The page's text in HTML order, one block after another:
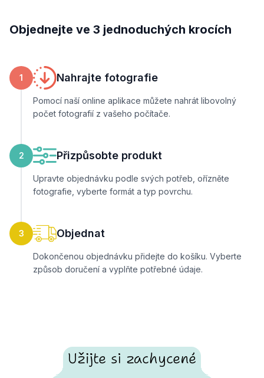
Objednejte ve 3 jednoduchých krocích
1 Nahrajte fotografie
Pomocí naší online aplikace můžete nahrát libovolný
počet fotografií z vašeho počítače.
2 Přizpůsobte produkt
Upravte objednávku podle svých potřeb, ořízněte
fotografie, vyberte formát a typ povrchu.
3 Objednat
Dokončenou objednávku přidejte do košíku. Vyberte
způsob doručení a vyplňte potřebné údaje.
Užijte si zachycené